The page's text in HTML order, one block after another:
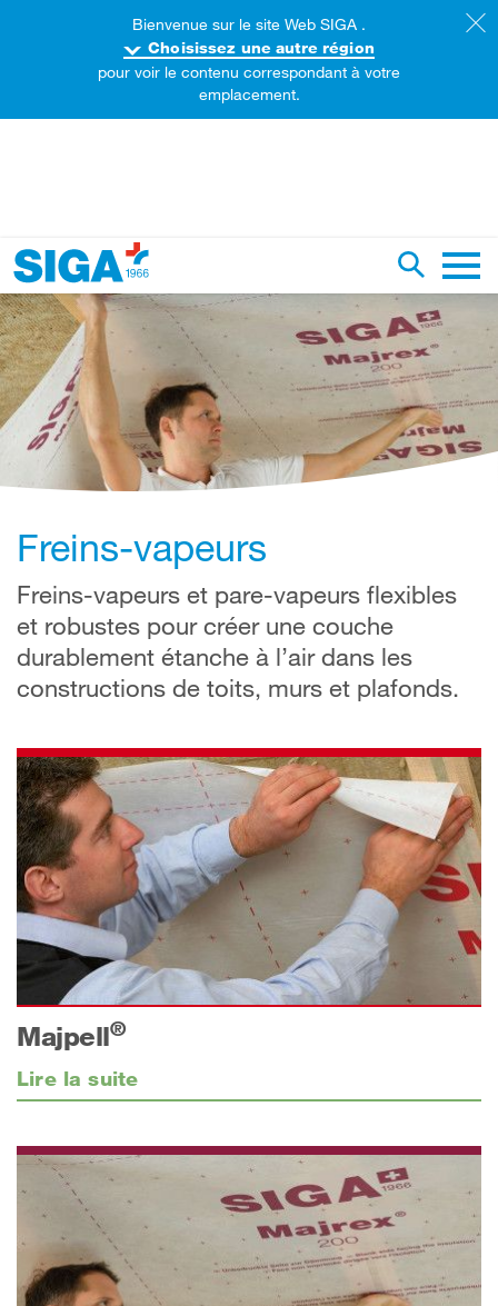
sur ce site web
Freins-vapeurs
Freins-vapeurs et pare-vapeurs flexibles
et robustes pour créer une couche
durablement étanche à l’air dans les
constructions de toits, murs et plafonds.
Majpell®
Lire la suite
Bienvenue sur le site Web SIGA .
Choisissez une autre région
pour voir le contenu correspondant à votre
emplacement.